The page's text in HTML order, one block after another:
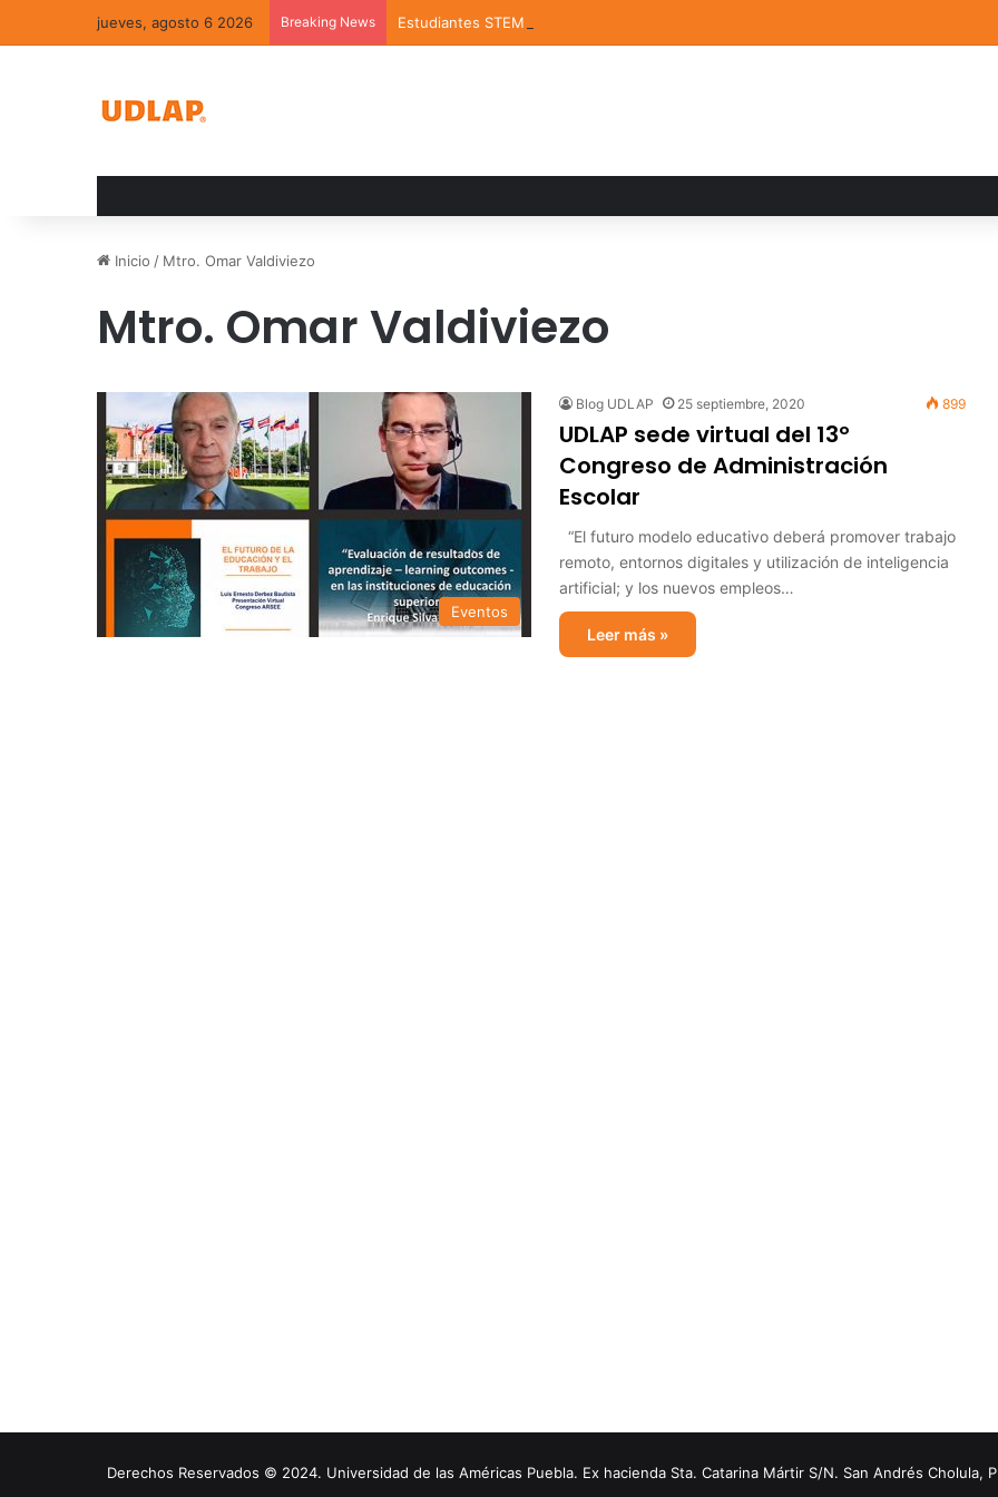
jueves, agosto 6 2026 Breaking News Estudiantes STEM de la UDLAP destacan en el MUTVI 2026
Inicio / Mtro. Omar Valdiviezo
Mtro. Omar Valdiviezo
Eventos
Blog UDLAP 25 septiembre, 2020 899
UDLAP sede virtual del 13º
Congreso de Administración
Escolar
“El futuro modelo educativo deberá promover trabajo
remoto, entornos digitales y utilización de inteligencia
artificial; y los nuevos empleos…
Leer más »
Derechos Reservados © 2024. Universidad de las Américas Puebla. Ex hacienda Sta. Catarina Mártir S/N. San Andrés Cholula,